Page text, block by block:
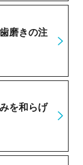
磨きの注
を和らげ